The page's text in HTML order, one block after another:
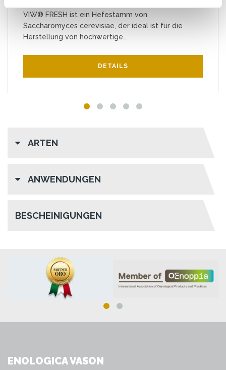
VIW® FRESH ist ein Hefestamm von
Saccharomyces cerevisiae, der ideal ist für die
Herstellung von hochwertige…
DETAILS
ARTEN
ANWENDUNGEN
BESCHEINIGUNGEN
ENOLOGICA VASON